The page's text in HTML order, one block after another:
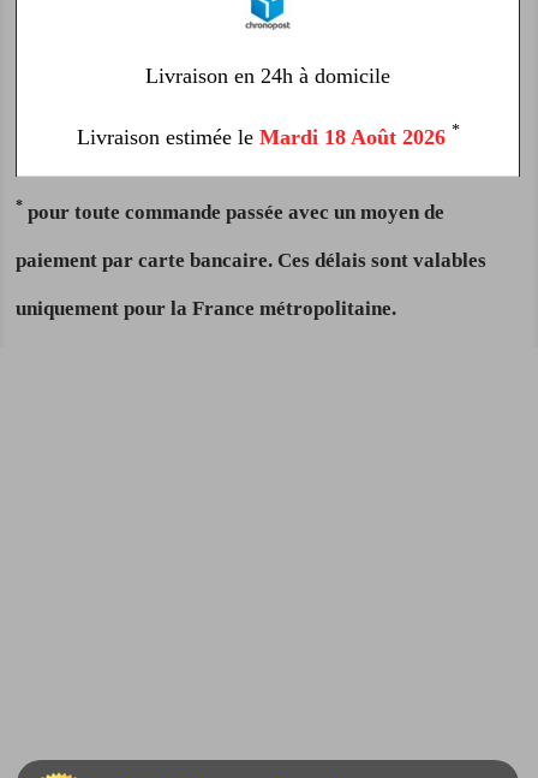
Livraison en 24h à domicile
Livraison estimée le Mardi 18 Août 2026 *
* pour toute commande passée avec un moyen de
paiement par carte bancaire. Ces délais sont valables
uniquement pour la France métropolitaine.